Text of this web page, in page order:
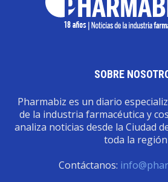
SOBRE
Pharmabiz es un diario
de la industria farmacéutica y
analiza noticias desde la Ciudad
toda la región
Contáctanos: